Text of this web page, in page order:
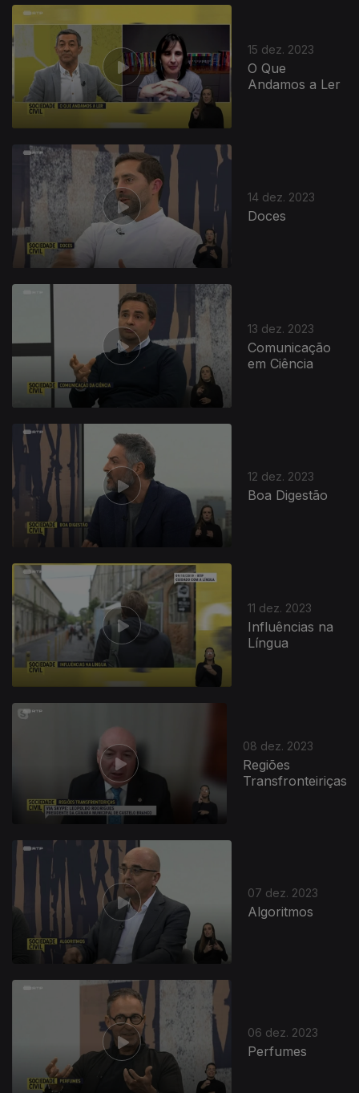
15 dez. 2023
O Que
Andamos a Ler
14 dez. 2023
Doces
13 dez. 2023
Comunicação
em Ciência
12 dez. 2023
Boa Digestão
11 dez. 2023
Influências na
Língua
08 dez. 2023
Regiões
Transfronteiriças
07 dez. 2023
Algoritmos
733134
06 dez. 2023
Perfumes